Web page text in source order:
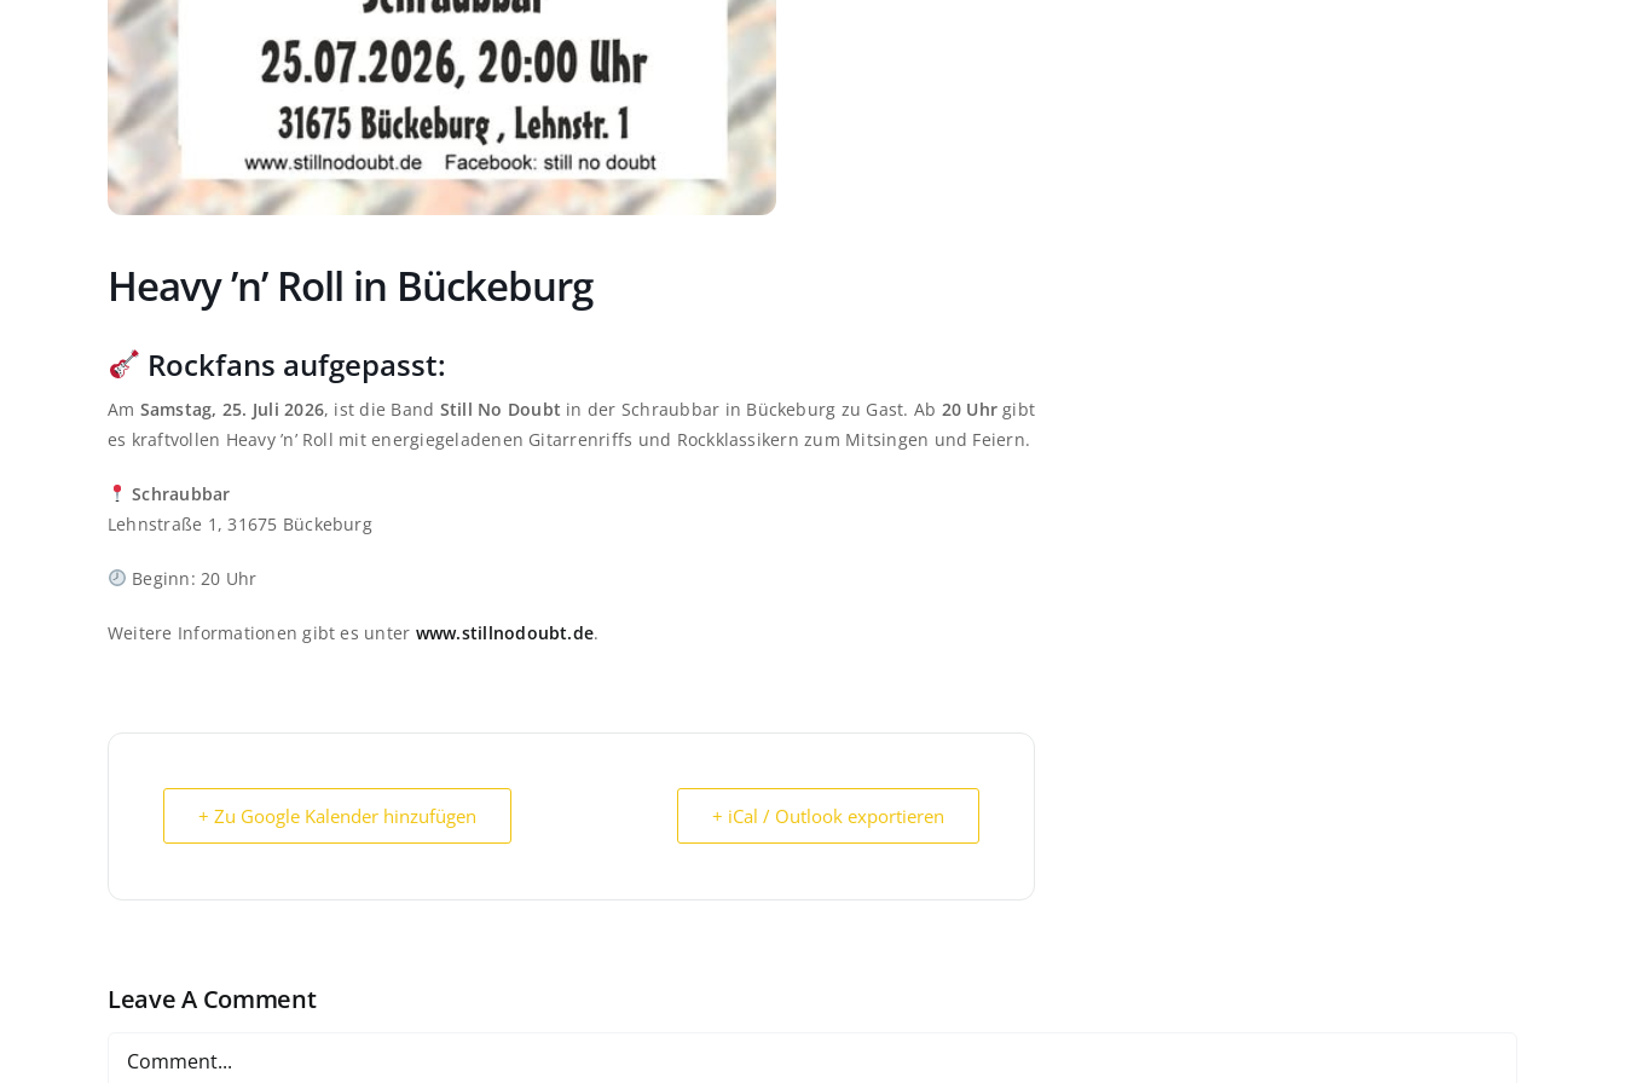
Heavy ’n’ Roll in Bückeburg
Rockfans aufgepasst:
Am Samstag, 25. Juli 2026, ist die Band Still No Doubt in der Schraubbar in Bückeburg zu Gast. Ab 20 Uhr gibt
es kraftvollen Heavy ’n’ Roll mit energiegeladenen Gitarrenriffs und Rockklassikern zum Mitsingen und Feiern.
Schraubbar
Lehnstraße 1, 31675 Bückeburg
Beginn: 20 Uhr
Weitere Informationen gibt es unter www.stillnodoubt.de.
+ Zu Google Kalender hinzufügen + iCal / Outlook exportieren
Leave A Comment